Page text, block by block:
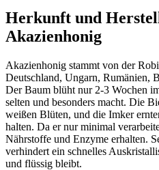
Herkunft und
Akazienhonig
Akazienhonig stammt von der
Deutschland, Ungarn, Rumänien,
Der Baum blüht nur 2-3 Wochen
selten und besonders macht. Die
weißen Blüten, und die Imker
halten. Da er nur minimal
Nährstoffe und Enzyme erhalten.
verhindert ein schnelles
und flüssig bleibt.